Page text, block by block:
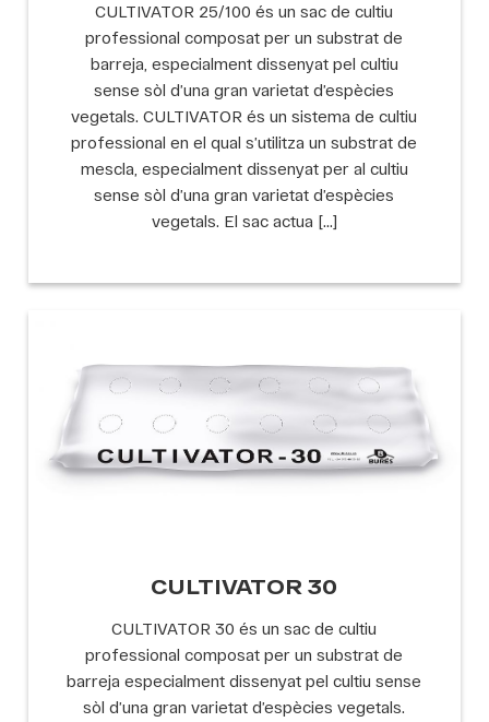
CULTIVATOR 25/100 és un sac de cultiu
professional composat per un substrat de
barreja, especialment dissenyat pel cultiu
sense sòl d’una gran varietat d’espècies
vegetals. CULTIVATOR és un sistema de cultiu
professional en el qual s’utilitza un substrat de
mescla, especialment dissenyat per al cultiu
sense sòl d’una gran varietat d’espècies
vegetals. El sac actua […]
CULTIVATOR 30
CULTIVATOR 30 és un sac de cultiu
professional composat per un substrat de
barreja especialment dissenyat pel cultiu sense
sòl d’una gran varietat d’espècies vegetals.